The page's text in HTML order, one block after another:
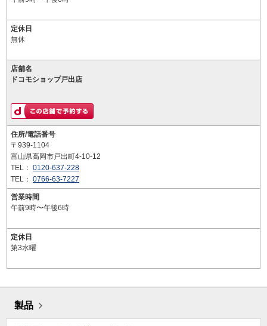
定休日
無休
店舗名
ドコモショップ戸出店
住所/電話番号
〒939-1104
富山県高岡市戸出町4-10-12
TEL： 0120-637-228
TEL： 0766-63-7227
営業時間
午前9時〜午後6時
定休日
第3水曜
製品